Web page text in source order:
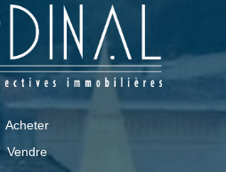
Acheter
Vendre